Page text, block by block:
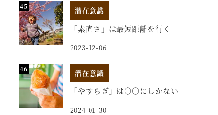
潜在意識
「素直さ」は最短距離を行く
2023-12-06
潜在意識
「やすらぎ」は○○にしかない
2024-01-30